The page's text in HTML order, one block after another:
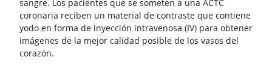
sangre. Los pacientes que se someten a una ACTC
coronaria reciben un material de contraste que contiene
yodo en forma de inyección intravenosa (IV) para obtener
imágenes de la mejor calidad posible de los vasos del
corazón.